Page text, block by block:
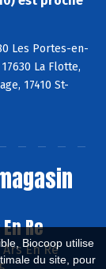
Biocoop utilise
du site, pour
Les Portes-en-
La Flotte,
17410 St-
Re
En Ré